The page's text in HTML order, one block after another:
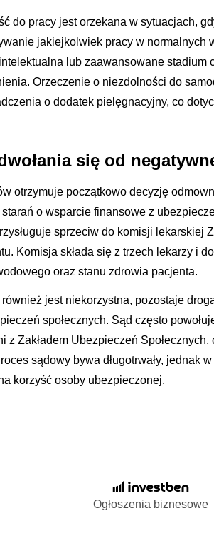
do pracy jest orzekana w sytuacjach,
jakiejkolwiek pracy w normalnych
lub zaawansowane stadium
Orzeczenie o niezdolności do
o dodatek pielęgnacyjny, co
się od
otrzymuje początkowo decyzję
o wsparcie finansowe z
sprzeciw do komisji lekarskiej
Komisja składa się z trzech lekarzy i
oraz stanu zdrowia pacjenta.
jest niekorzystna, pozostaje
społecznych. Sąd często
z Zakładem Ubezpieczeń
sądowy bywa długotrwały, jednak
korzyść osoby ubezpieczonej.
Ogłoszenia biznesowe